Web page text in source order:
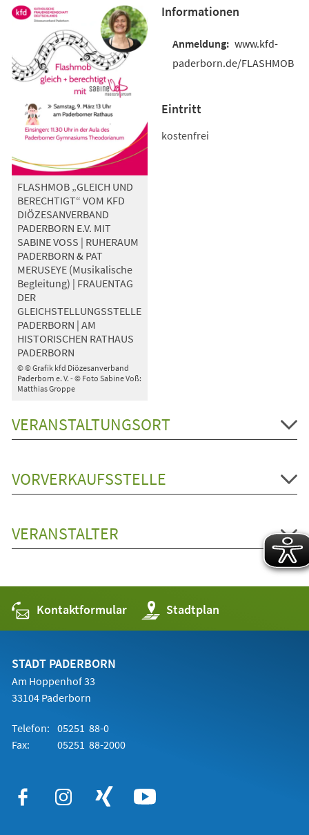
© © Grafik kfd Diözesanverband
Paderborn e. V. - © Foto Sabine Voß:
Matthias Groppe
FLASHMOB „GLEICH UND
BERECHTIGT“ VOM KFD
DIÖZESANVERBAND
PADERBORN E.V. MIT
SABINE VOSS | RUHERAUM
PADERBORN & PAT
MERUSEYE (Musikalische
Begleitung) | FRAUENTAG
DER
GLEICHSTELLUNGSSTELLE
PADERBORN | AM
HISTORISCHEN RATHAUS
PADERBORN
Informationen
www.kfd-
paderborn.de/FLASHMOB
Eintritt
kostenfrei
VERANSTALTUNGSORT
VORVERKAUFSSTELLE
VERANSTALTER
Kontaktformular Stadtplan
(Öffnet
in
einem
STADT PADERBORN
Am Hoppenhof 33
33104 Paderborn
Telefon: 05251 88-0
Fax:
05251 88-2000